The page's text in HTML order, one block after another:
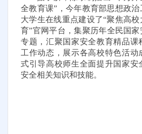
全教育课”，今年教育部思想政治
大学生在线重点建设了“聚焦高
育”官网平台，集聚历年全民国
专题，汇聚国家安全教育精品课
工作动态，展示各高校特色活动
式引导高校师生全面提升国家安
安全相关知识和技能。